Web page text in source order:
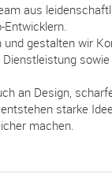
aus
und gestalten wir
Dienstleistung
an Design,
starke
machen.